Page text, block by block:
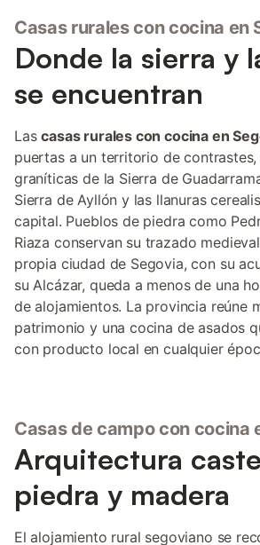
Casas rurales con cocina en
Donde la sierra y
se encuentran
Lascasas rurales con cocina en
puertas a un territorio de
graníticas de la Sierra de
Sierra de Ayllón y las llanuras
capital. Pueblos de piedra como
Riaza conservan su trazado
propia ciudad de Segovia, con su
su Alcázar, queda a menos de una
de alojamientos. La provincia reúne
patrimonio y una cocina de asados
con producto local en cualquier
Casas de campo con cocina
Arquitectura
piedra y madera
El alojamiento rural segoviano se